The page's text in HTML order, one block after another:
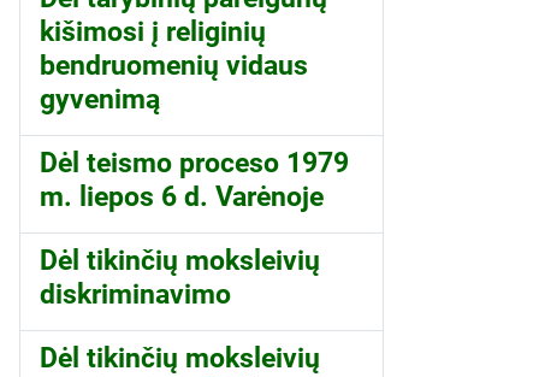
kišimosi į religinių
bendruomenių vidaus
gyvenimą
Dėl teismo proceso 1979
m. liepos 6 d. Varėnoje
Dėl tikinčių moksleivių
diskriminavimo
Dėl tikinčių moksleivių